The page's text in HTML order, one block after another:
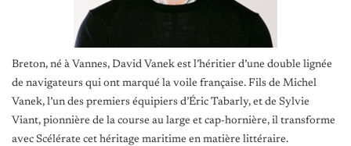
Breton, né à Vannes, David Vanek est l’héritier d’une double lignée
de navigateurs qui ont marqué la voile française. Fils de Michel
Vanek, l’un des premiers équipiers d’Éric Tabarly, et de Sylvie
Viant, pionnière de la course au large et cap-hornière, il transforme
avec Scélérate cet héritage maritime en matière littéraire.